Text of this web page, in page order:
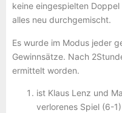
keine eingespielten
alles neu durchgemischt.
Es wurde im Modus jeder
Gewinnsätze. Nach
ermittelt worden.
ist Klaus Lenz und
verlorenes Spiel (6-1)